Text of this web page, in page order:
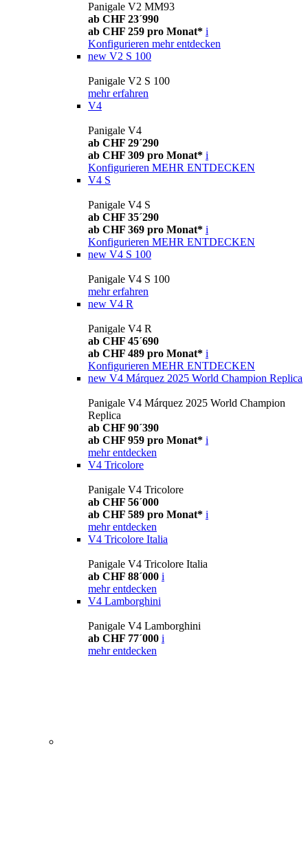
Panigale V2 MM93
ab CHF 23´990
ab CHF 259 pro Monat* i
Konfigurieren mehr entdecken
new V2 S 100
Panigale V2 S 100
mehr erfahren
V4
Panigale V4
ab CHF 29´290
ab CHF 309 pro Monat* i
Konfigurieren MEHR ENTDECKEN
V4 S
Panigale V4 S
ab CHF 35´290
ab CHF 369 pro Monat* i
Konfigurieren MEHR ENTDECKEN
new V4 S 100
Panigale V4 S 100
mehr erfahren
new V4 R
Panigale V4 R
ab CHF 45´690
ab CHF 489 pro Monat* i
Konfigurieren MEHR ENTDECKEN
new V4 Márquez 2025 World Champion Replica
Panigale V4 Márquez 2025 World Champion
Replica
ab CHF 90´390
ab CHF 959 pro Monat* i
mehr entdecken
V4 Tricolore
Panigale V4 Tricolore
ab CHF 56´000
ab CHF 589 pro Monat* i
mehr entdecken
V4 Tricolore Italia
Panigale V4 Tricolore Italia
ab CHF 88´000 i
mehr entdecken
V4 Lamborghini
Panigale V4 Lamborghini
ab CHF 77´000 i
mehr entdecken